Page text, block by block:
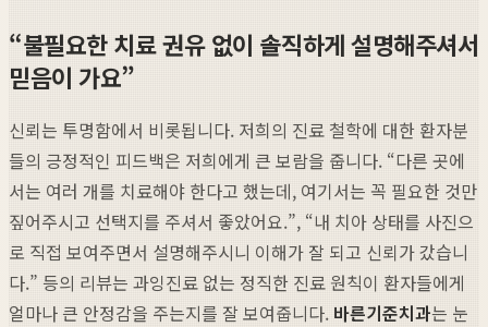
“불필요한 치료 권유 없이 솔직하게 설명해주셔서
믿음이 가요”
신뢰는 투명함에서 비롯됩니다. 저희의 진료 철학에 대한 환자분
들의 긍정적인 피드백은 저희에게 큰 보람을 줍니다. “다른 곳에
서는 여러 개를 치료해야 한다고 했는데, 여기서는 꼭 필요한 것만
짚어주시고 선택지를 주셔서 좋았어요.”, “내 치아 상태를 사진으
로 직접 보여주면서 설명해주시니 이해가 잘 되고 신뢰가 갔습니
다.” 등의 리뷰는 과잉진료 없는 정직한 진료 원칙이 환자들에게
얼마나 큰 안정감을 주는지를 잘 보여줍니다. 바른기준치과는 눈